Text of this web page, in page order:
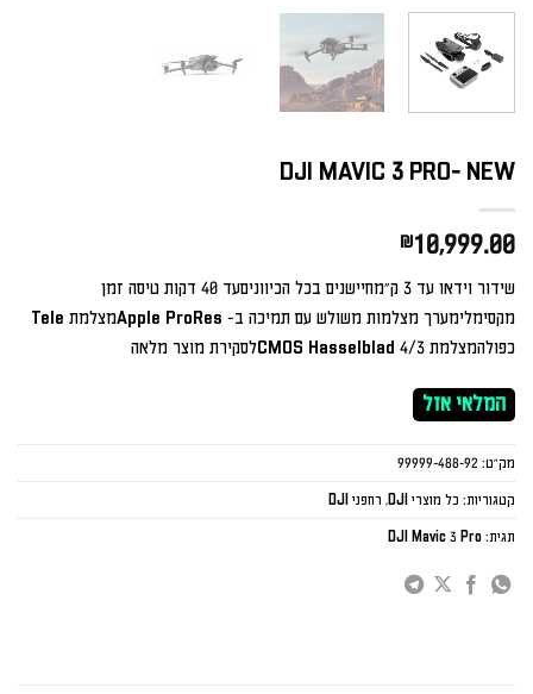
DJI MAVIC 3 PRO- NEW
₪10,999.00
שידור וידאו עד 3 ק"מחיישנים בכל הכיווניםעד 40 דקות טיסה זמן
מקסימלימערך מצלמות משולש עם תמיכה ב- Apple ProResמצלמת Tele
כפולהמצלמת 4/3 CMOS Hasselbladלסקירת מוצר מלאה
המלאי אזל
מק"ט: 99999-488-92
קטגוריות: כל מוצרי DJI , רחפני DJI
תגית: DJI Mavic 3 Pro